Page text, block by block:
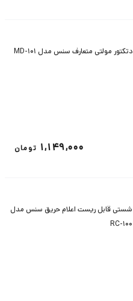
دتکتور مولتی متعارف سنس مدل MD-101
1,149,000 تومان
شستی قابل ریست اعلام حریق سنس مدل
RC-100